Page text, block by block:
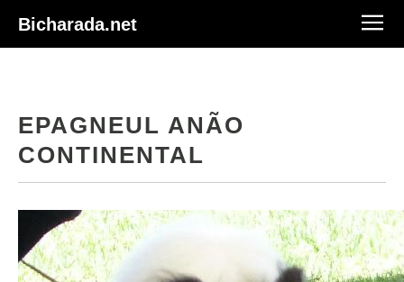
Bicharada.net
EPAGNEUL ANÃO
CONTINENTAL